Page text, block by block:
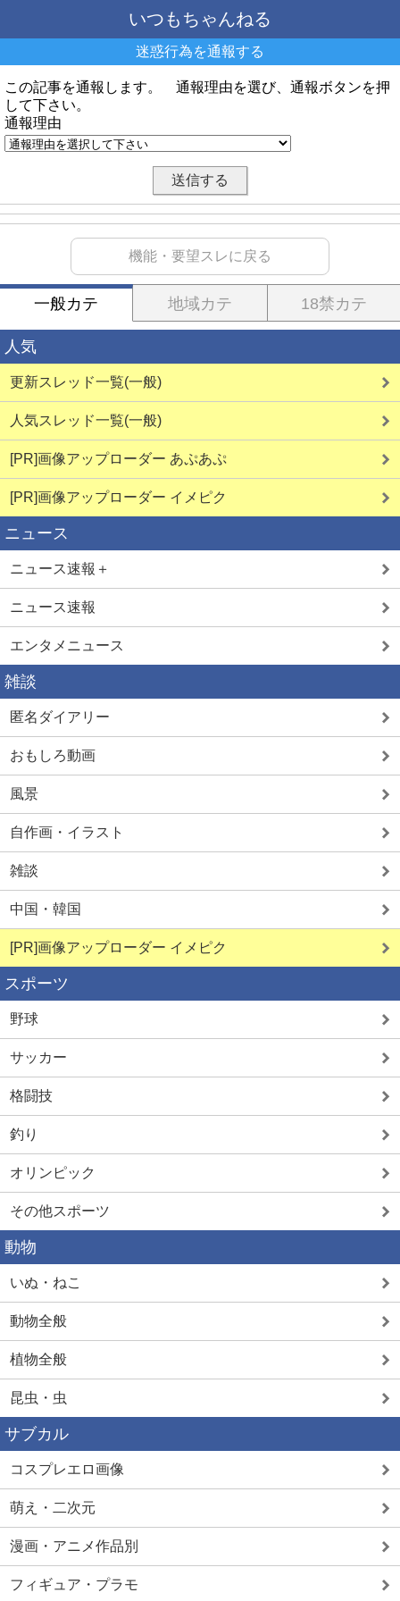
いつもちゃんねる
迷惑行為を通報する
この記事を通報します。 通報理由を選び、通報ボタンを押
して下さい。
通報理由
機能・要望スレに戻る
一般カテ 地域カテ 18禁カテ
人気
更新スレッド一覧(一般)
人気スレッド一覧(一般)
[PR]画像アップローダー あぷあぷ
[PR]画像アップローダー イメピク
ニュース
ニュース速報＋
ニュース速報
エンタメニュース
雑談
匿名ダイアリー
おもしろ動画
風景
自作画・イラスト
雑談
中国・韓国
[PR]画像アップローダー イメピク
スポーツ
野球
サッカー
格闘技
釣り
オリンピック
その他スポーツ
動物
いぬ・ねこ
動物全般
植物全般
昆虫・虫
サブカル
コスプレエロ画像
萌え・二次元
漫画・アニメ作品別
フィギュア・プラモ